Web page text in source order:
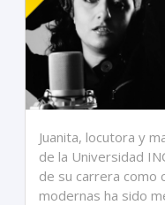
Juanita, locutora y
de la Universidad
de su carrera como
modernas ha sido